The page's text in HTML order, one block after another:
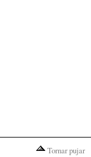
Tornar pujar